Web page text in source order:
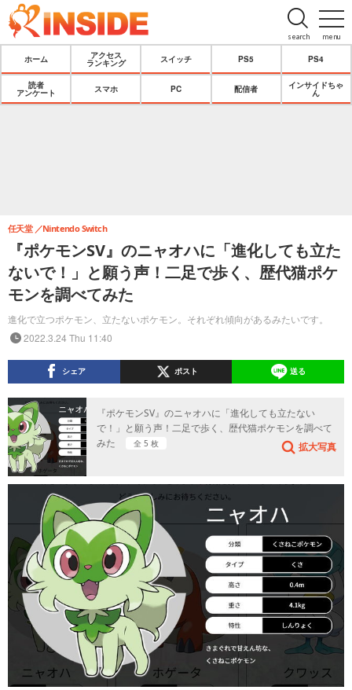
menu
search
ホーム
アクセス
ランキング
スイッチ PS5 PS4
読者
アンケート
スマホ PC 配信者
インサイドちゃ
ん
『ポケモンSV』のニャオハに「進化しても立た
ないで！」と願う声！二足で歩く、歴代猫ポケ
モンを調べてみた
進化で立つポケモン、立たないポケモン。それぞれ傾向があるみたいです。
任天堂 Nintendo Switch
2022.3.24 Thu 11:40
シェア ポスト 送る
『ポケモンSV』のニャオハに「進化しても立たない
で！」と願う声！二足で歩く、歴代猫ポケモンを調べて
みた
全 5 枚 拡大写真